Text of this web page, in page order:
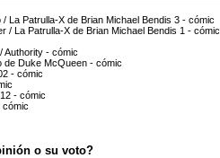
/ La Patrulla-X de Brian Michael Bendis 3 - cómic
/ La Patrulla-X de Brian Michael Bendis 1 - cómic
Authority - cómic
de Duke McQueen - cómic
- cómic
- cómic
cómic
o su voto?